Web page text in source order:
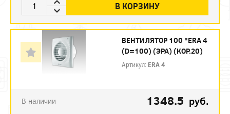
В КОРЗИНУ
ВЕНТИЛЯТОР 100 "ERA 4
(D=100) (ЭРА) (КОР.20)
Артикул: ERA 4
В наличии 1348.5 руб.